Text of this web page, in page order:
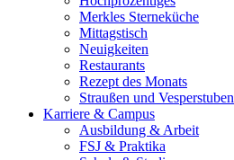
Merkles Sterneküche
Mittagstisch
Neuigkeiten
Restaurants
Rezept des Monats
Straußen und Vesperstuben
Karriere & Campus
Ausbildung & Arbeit
FSJ & Praktika